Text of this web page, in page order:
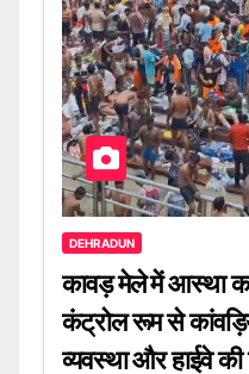
DEHRADUN
कावड़ मेले में आस्था
कंट्रोल रूम से
व्यवस्था और हाईवे की